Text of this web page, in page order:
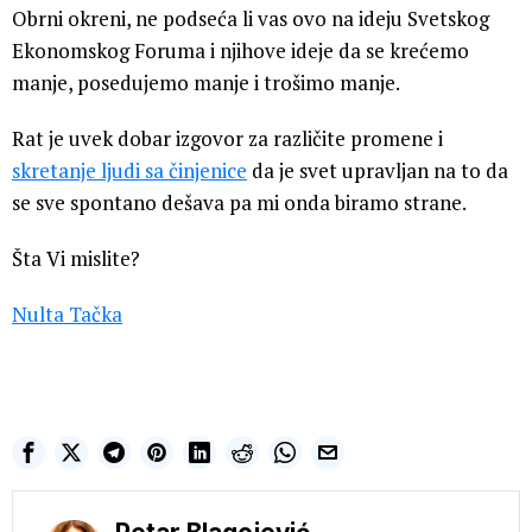
Obrni okreni, ne podseća li vas ovo na ideju Svetskog
Ekonomskog Foruma i njihove ideje da se krećemo
manje, posedujemo manje i trošimo manje.
Rat je uvek dobar izgovor za različite promene i
skretanje ljudi sa činjenice da je svet upravljan na to da
se sve spontano dešava pa mi onda biramo strane.
Šta Vi mislite?
Nulta Tačka